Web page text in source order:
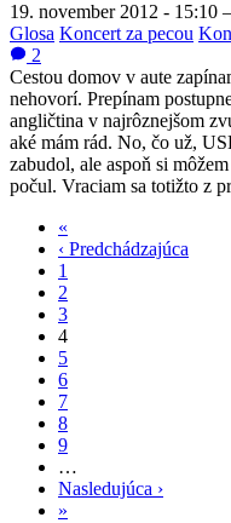
19. november 2012 - 15:10
Glosa Koncert za pecou
2
Cestou domov v aute
nehovorí. Prepínam
angličtina v najrôznejšom
aké mám rád. No, čo už,
zabudol, ale aspoň si
počul. Vraciam sa totižto z
Stránkovanie
«
strana
‹ Predchádzajúca
1
2
3
4
5
6
7
8
9
…
Nasledujúca ›
»